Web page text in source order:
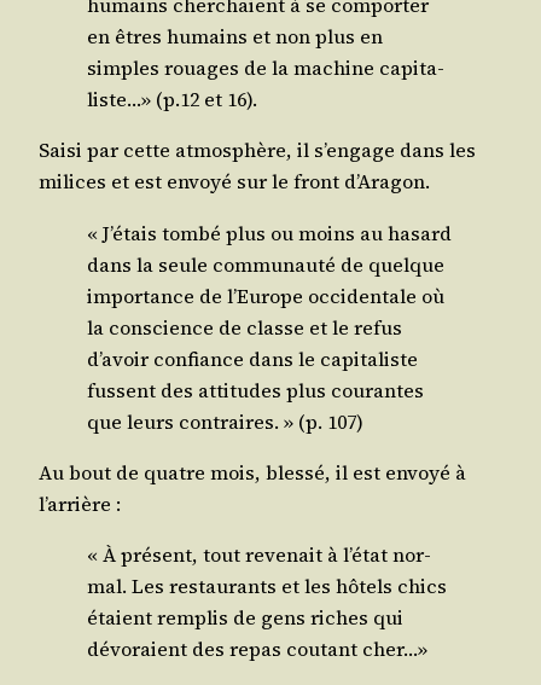
en êtres humains et non plus en
simples rouages de la machine capi­ta­
liste…» (p.12 et 16).
Sai­si par cette atmo­sphère, il s’engage dans les
milices et est envoyé sur le front d’Aragon.
« J’étais tom­bé plus ou moins au hasard
dans la seule com­mu­nau­té de quelque
impor­tance de l’Europe occi­den­tale où
la conscience de classe et le refus
d’avoir confiance dans le capi­ta­liste
fussent des atti­tudes plus cou­rantes
que leurs contraires. » (p. 107)
Au bout de quatre mois, bles­sé, il est envoyé à
l’arrière :
« À pré­sent, tout reve­nait à l’état nor­
mal. Les res­tau­rants et les hôtels chics
étaient rem­plis de gens riches qui
dévo­raient des repas cou­tant cher…»